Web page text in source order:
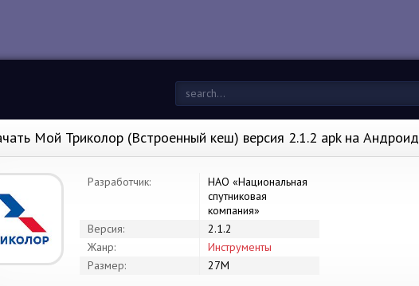
Мой Триколор (Встроенный кеш) версия 2.1.2 apk на Андроид
Разработчик:
НАО «Национальная
спутниковая
компания»
Версия:
2.1.2
Жанр:
Инструменты
Размер:
27M